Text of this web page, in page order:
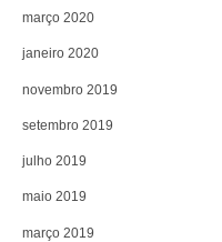
março 2020
janeiro 2020
novembro 2019
setembro 2019
julho 2019
maio 2019
março 2019